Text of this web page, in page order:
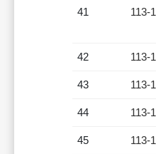
41 113-1
42 113-1
43 113-1
44 113-1
45 113-1